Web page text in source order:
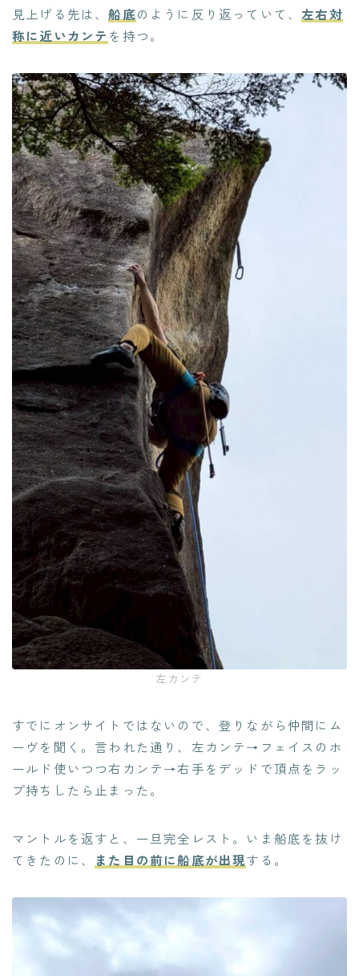
見上げる先は、船底のように反り返っていて、左右対
称に近いカンテ を持つ。
左カンテ
すでにオンサイトではないので、登りながら仲間にム
ーヴを聞く。言われた通り、左カンテ→フェイスのホ
ールド使いつつ右カンテ→右手をデッドで頂点をラッ
プ持ちしたら止まった。
マントルを返すと、一旦完全レスト。いま船底を抜け
てきたのに、
また目の前に船底が出現する。